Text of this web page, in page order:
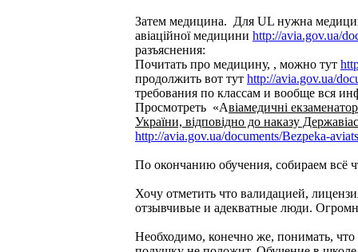
Затем медицина. Для UL нужна
авіаційної медицини http://avia.gov.ua/
разъяснения:
Почитать про медицину, , можно тут
продолжить вот тут http://avia.gov.ua/
требования по классам и вообще вся
Просмотреть «Авіамедичні
України, відповідно до наказу
http://avia.gov.ua/documents/Bezpeka-
По окончанию обучения, собираем всё
Хочу отметить что валидацией,
отзывчивые и адекватные люди.
Необходимо, конечно же, понимать,